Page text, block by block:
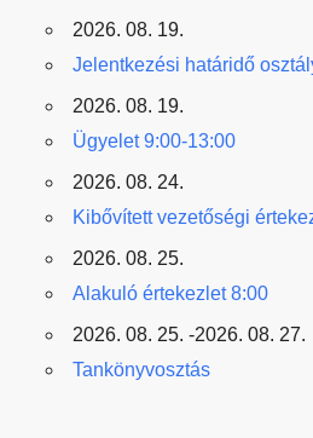
2026. 08. 19.
Jelentkezési határidő
2026. 08. 19.
Ügyelet 9:00-13:00
2026. 08. 24.
Kibővített vezetőségi
2026. 08. 25.
Alakuló értekezlet 8:00
2026. 08. 25. -2026. 08. 27.
Tankönyvosztás